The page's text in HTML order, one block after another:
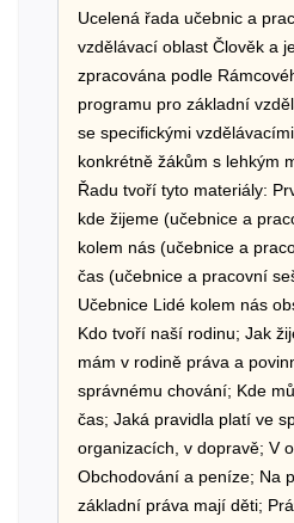
Ucelená řada učebnic a
vzdělávací oblast Člověk a
zpracována podle
programu pro základní
se specifickými
konkrétně žákům s lehkým
Řadu tvoří tyto materiály:
kde žijeme (učebnice a
kolem nás (učebnice a
čas (učebnice a pracovní
Učebnice Lidé kolem nás
Kdo tvoří naší rodinu; Jak
mám v rodině práva a
správnému chování; Kde
čas; Jaká pravidla platí ve
organizacích, v dopravě; V
Obchodování a peníze; Na
základní práva mají děti;